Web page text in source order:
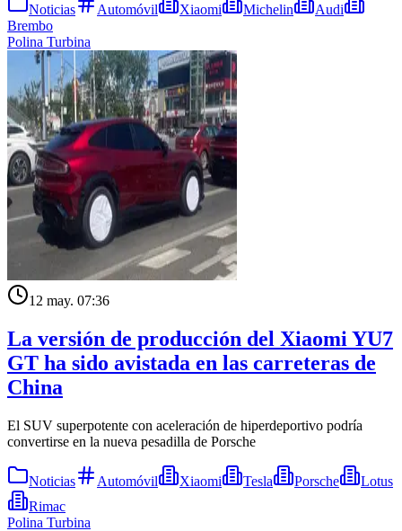
Noticias Automóvil Xiaomi Michelin
Audi
Brembo
Polina Turbina
12 may. 07:36
La versión de producción del Xiaomi YU7
GT ha sido avistada en las carreteras de
China
El SUV superpotente con aceleración de hiperdeportivo podría
convertirse en la nueva pesadilla de Porsche
Noticias Automóvil Xiaomi Tesla Porsche
Lotus
Rimac
Polina Turbina